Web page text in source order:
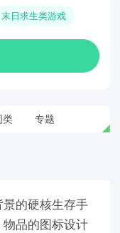
末日求生类游戏
类 专题
的硬核生存手
品的图标设计